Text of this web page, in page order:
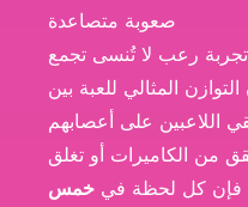
صعوبة متصاعدة
تجربة رعب لا تُنسى تجمع
المثالي للعبة بين
اللاعبين على أعصابهم
من الكاميرات أو تغلق
فإن كل لحظة في خمس